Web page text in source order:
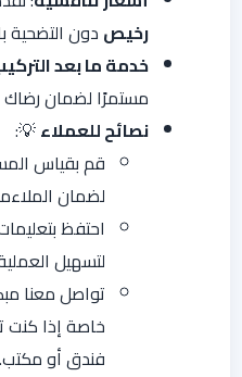
رخيص دون التضحية
خدمة ما بعد
مستمرًا لضمان رضاك
نصائح للعملاء💡:
قم بقياس
لضمان
احتفظ
لتسهيل
تواصل معنا
خاصة إذا كنت
فندق أو